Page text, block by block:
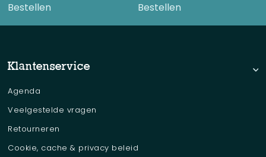
Bestellen
Bestellen
Klantenservice
Agenda
Veelgestelde vragen
Retourneren
Cookie, cache & privacy beleid